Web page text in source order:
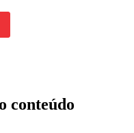
conteúdo